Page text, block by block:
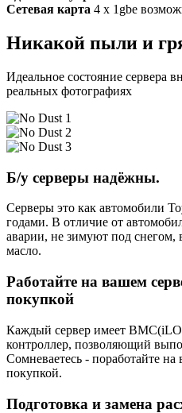
Сетевая карта 4 x 1gbe
Никакой пыли и
Идеальное состояние сервера
реальных фотографиях
Б/у серверы надёжны.
Серверы это как автомобили
годами. В отличие от
аварии, не зимуют под снегом,
масло.
Работайте на вашем
покупкой
Каждый сервер имеет
контроллер, позволяющий
Сомневаетесь - поработайте на
покупкой.
Подготовка и замена